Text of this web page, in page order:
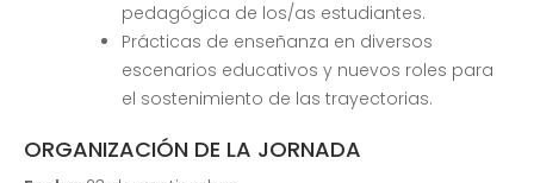
pedagógica de los/as estudiantes.
Prácticas de enseñanza en diversos
escenarios educativos y nuevos roles para
el sostenimiento de las trayectorias.
ORGANIZACIÓN DE LA JORNADA